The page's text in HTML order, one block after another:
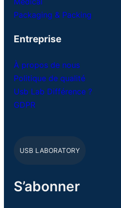
Packaging & Packing
Entreprise
À propos de nous
Politique de qualité
Usb Lab Différence ?
GDPR
USB LABORATORY
S’abonner